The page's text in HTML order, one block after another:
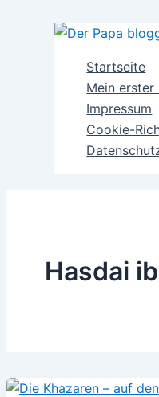
Startseite
Mein erster
Impressum
Cookie-
Hasdai